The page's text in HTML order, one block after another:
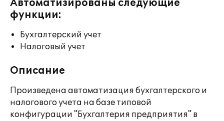
Автоматизированы следующие
функции:
Бухгалтерский учет
Налоговый учет
Описание
Произведена автоматизация бухгалтерского и
налогового учета на базе типовой
конфигурации "Бухгалтерия предприятия" в